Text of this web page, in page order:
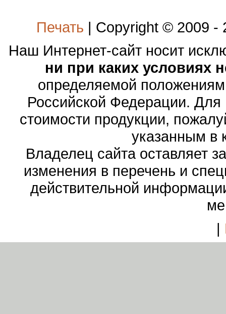
Печать | Copyright © 2009 -
Наш Интернет-сайт носит
ни при каких условиях
определяемой
Российской Федерации.
стоимости продукции,
указанным в
Владелец сайта оставляет
изменения в перечень и
действительной
|